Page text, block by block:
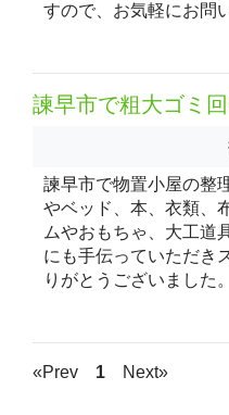
すので、お気軽にお問
諫早市で粗大ゴミ
諫早市で物置小屋の整
やベッド、本、衣類、
ムやおもちゃ、大工道
にも手伝っていただき
りがとうございました。
«Prev 1 Next»